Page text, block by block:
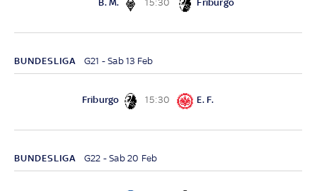
B. M. 15:30 Friburgo
BUNDESLIGA G21 - Sab 13 Feb
Friburgo 15:30 E. F.
BUNDESLIGA G22 - Sab 20 Feb